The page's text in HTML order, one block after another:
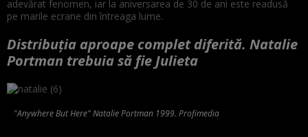
adevărat fenomen, iar la aniversarea de 30 de ani este readusă
pe marile ecrane din întreaga lume.
Distribuția aproape complet diferită. Natalie
Portman trebuia să fie Julieta
"Anywhere But Here" Natalie Portman 1999. Profimedia